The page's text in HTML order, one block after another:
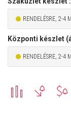
RENDELÉSRE, 2-4
Központi készlet
RENDELÉSRE, 2-4